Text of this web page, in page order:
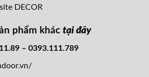
DECOR
phẩm khác tại đây
– 0393.111.789